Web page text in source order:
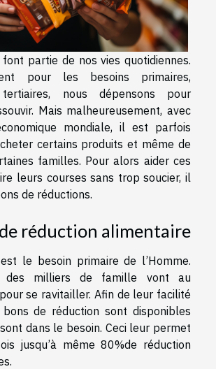
font partie de nos vies quotidiennes.
pour les besoins primaires,
tertiaires, nous dépensons pour
Mais malheureusement, avec
mondiale, il est parfois
certains produits et même de
familles. Pour alors aider ces
leurs courses sans trop soucier, il
de réductions.
réduction alimentaire
le besoin primaire de l’Homme.
des milliers de famille vont au
se ravitailler. Afin de leur facilité
de réduction sont disponibles
dans le besoin. Ceci leur permet
jusqu’à même 80%de réduction